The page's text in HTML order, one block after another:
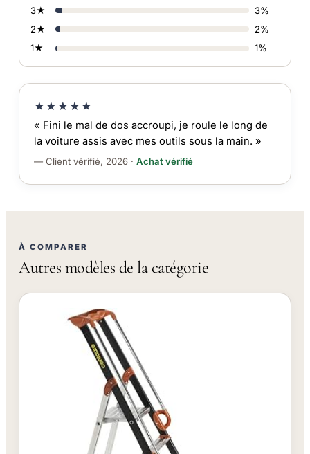
3★
3%
2★
2%
1★
1%
★★★★★
« Fini le mal de dos accroupi, je roule le long de
la voiture assis avec mes outils sous la main. »
— Client vérifié, 2026 · Achat vérifié
À COMPARER
Autres modèles de la catégorie